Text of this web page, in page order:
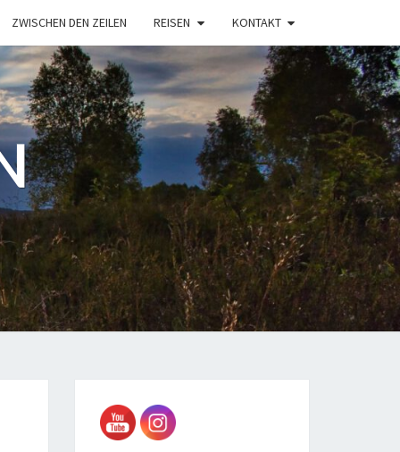
ZWISCHEN DEN ZEILEN REISEN KONTAKT